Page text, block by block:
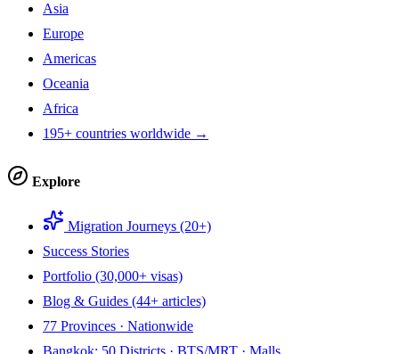
Asia
Europe
Americas
Oceania
Africa
195+ countries worldwide →
Explore
Migration Journeys (20+)
Success Stories
Portfolio (30,000+ visas)
Blog & Guides (44+ articles)
77 Provinces · Nationwide
Bangkok: 50 Districts · BTS/MRT · Malls